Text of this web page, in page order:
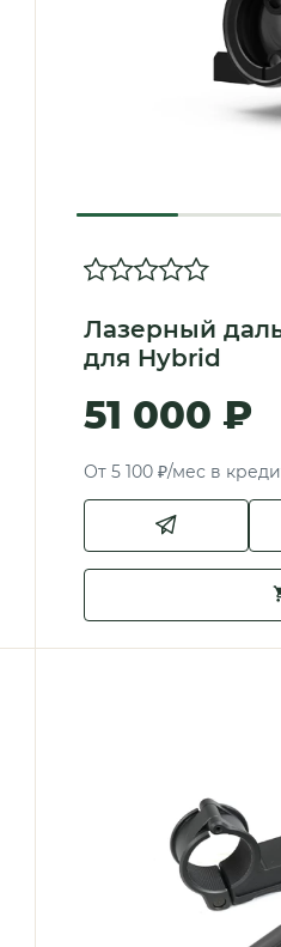
Лазерный
для Hybrid
51 000 ₽
От 5 100 ₽/мес в